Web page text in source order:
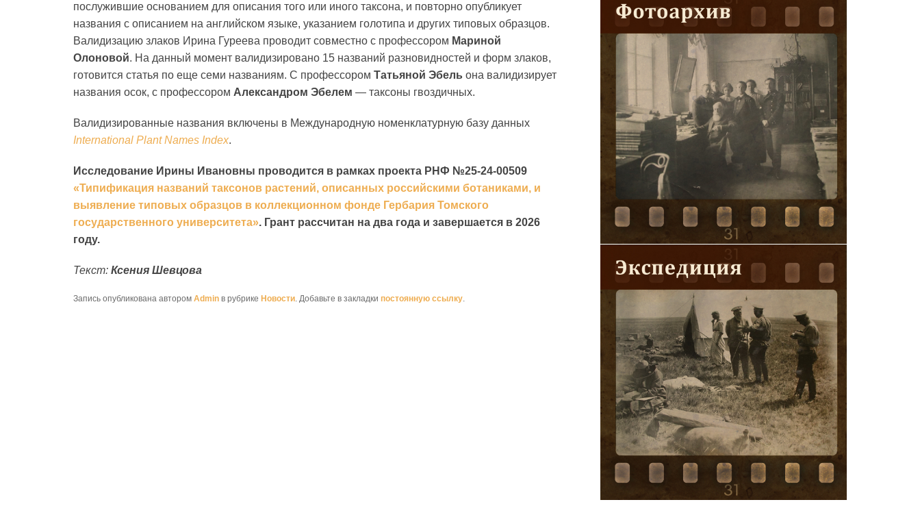
послужившие основанием для описания того или иного таксона, и повторно опубликует
названия с описанием на английском языке, указанием голотипа и других типовых образцов.
Валидизацию злаков Ирина Гуреева проводит совместно с профессором Мариной
Олоновой. На данный момент валидизировано 15 названий разновидностей и форм злаков,
готовится статья по еще семи названиям. С профессором Татьяной Эбель она валидизирует
названия осок, с профессором Александром Эбелем — таксоны гвоздичных.
Валидизированные названия включены в Международную номенклатурную базу данных
International Plant Names Index.
Исследование Ирины Ивановны проводится в рамках проекта РНФ №25-24-00509
«Типификация названий таксонов растений, описанных российскими ботаниками, и
выявление типовых образцов в коллекционном фонде Гербария Томского
государственного университета». Грант рассчитан на два года и завершается в 2026
году.
Текст: Ксения Шевцова
Запись опубликована автором Admin в рубрике Новости. Добавьте в закладки постоянную ссылку.